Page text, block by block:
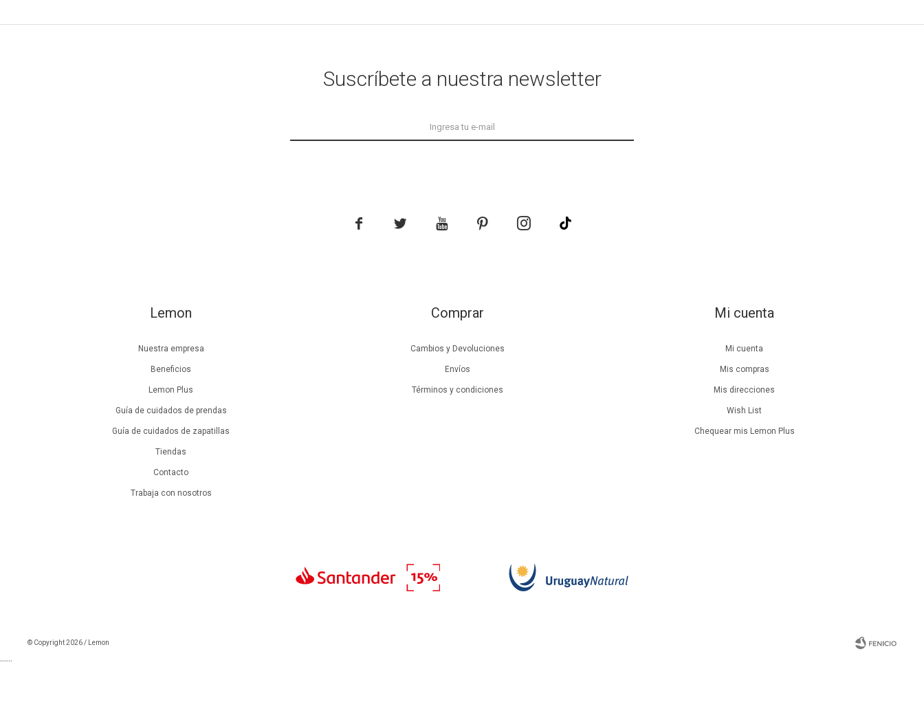
Lemon
Nuestra empresa
Beneficios
Lemon Plus
Guía de cuidados de prendas
Guía de cuidados de zapatillas
Tiendas
Contacto
Trabaja con nosotros
Comprar
Cambios y Devoluciones
Envíos
Términos y condiciones
Mi cuenta
Mi cuenta
Mis compras
Mis direcciones
Wish List
Chequear mis Lemon Plus
Suscríbete a nuestra newsletter
    
© Copyright 2026 / Lemon
``````